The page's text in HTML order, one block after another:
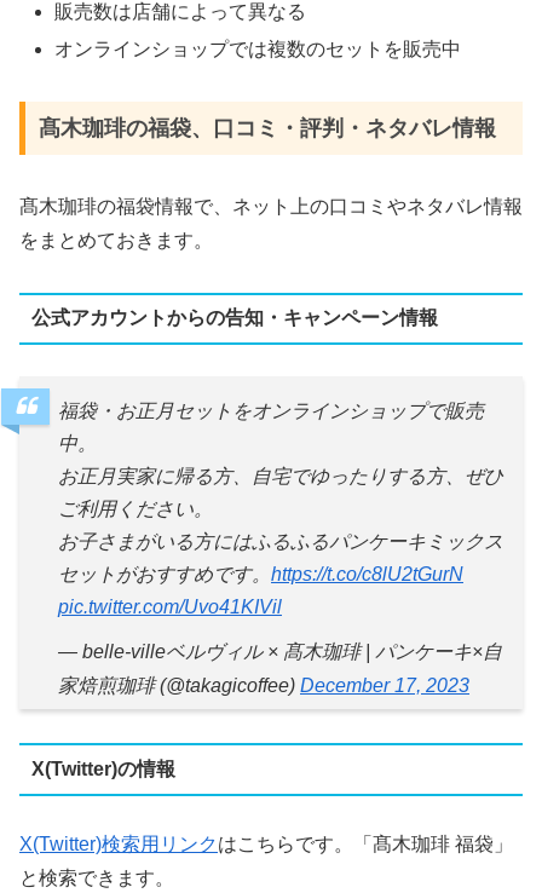
販売数は店舗によって異なる
オンラインショップでは複数のセットを販売中
髙木珈琲の福袋、口コミ・評判・ネタバレ情報
髙木珈琲の福袋情報で、ネット上の口コミやネタバレ情報
をまとめておきます。
公式アカウントからの告知・キャンペーン情報
福袋・お正月セットをオンラインショップで販売
中。
お正月実家に帰る方、自宅でゆったりする方、ぜひ
ご利用ください。
お子さまがいる方にはふるふるパンケーキミックス
セットがおすすめです。 https://t.co/c8lU2tGurN
pic.twitter.com/Uvo41KIVil
— belle-villeベルヴィル × 髙木珈琲 | パンケーキ×自
家焙煎珈琲 (@takagicoffee) December 17, 2023
X(Twitter)の情報
X(Twitter)検索用リンクはこちらです。「髙木珈琲 福袋」
と検索できます。